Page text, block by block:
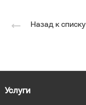
Назад к списку
Услуги